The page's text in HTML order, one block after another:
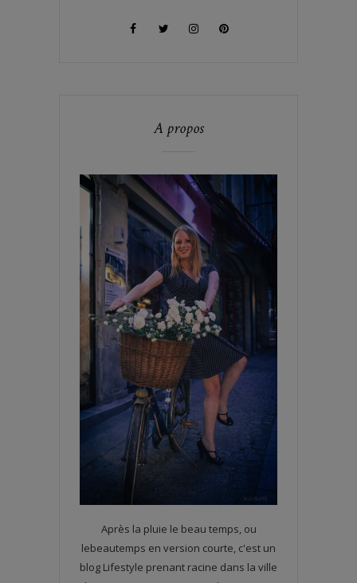
A propos
Après la pluie le beau temps, ou
lebeautemps en version courte, c'est un
blog Lifestyle prenant racine dans la ville